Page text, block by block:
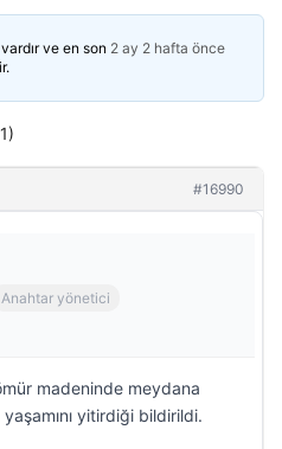
ve en son 2 ay 2 hafta önce
#16990
Anahtar yönetici
madeninde meydana
yitirdiği bildirildi.